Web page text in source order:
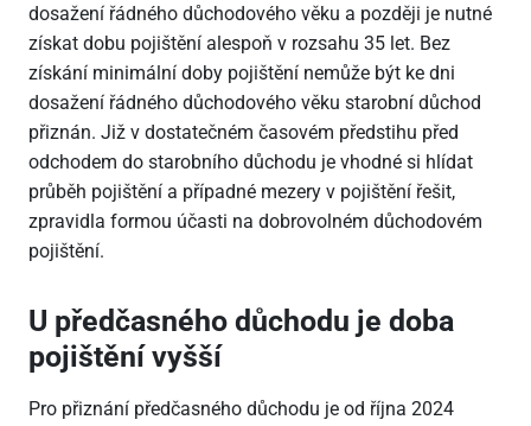
dosažení řádného důchodového věku a později je nutné
získat dobu pojištění alespoň v rozsahu 35 let. Bez
získání minimální doby pojištění nemůže být ke dni
dosažení řádného důchodového věku starobní důchod
přiznán. Již v dostatečném časovém předstihu před
odchodem do starobního důchodu je vhodné si hlídat
průběh pojištění a případné mezery v pojištění řešit,
zpravidla formou účasti na dobrovolném důchodovém
pojištění.
U předčasného důchodu je doba
pojištění vyšší
Pro přiznání předčasného důchodu je od října 2024